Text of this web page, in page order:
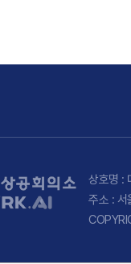
상호명 :
주소 :